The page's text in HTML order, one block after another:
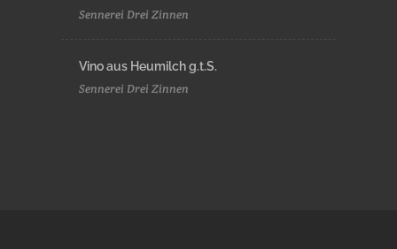
Sennerei Drei Zinnen
Vino aus Heumilch g.t.S.
Sennerei Drei Zinnen